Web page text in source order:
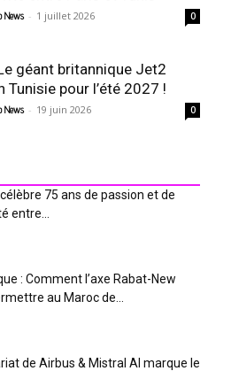
News - 1 juillet 2026 0
géant britannique Jet2
Tunisie pour l’été 2027 !
News - 19 juin 2026 0
75 ans de passion et de
entre...
: Comment l’axe Rabat-New
au Maroc de...
de Airbus & Mistral AI marque le